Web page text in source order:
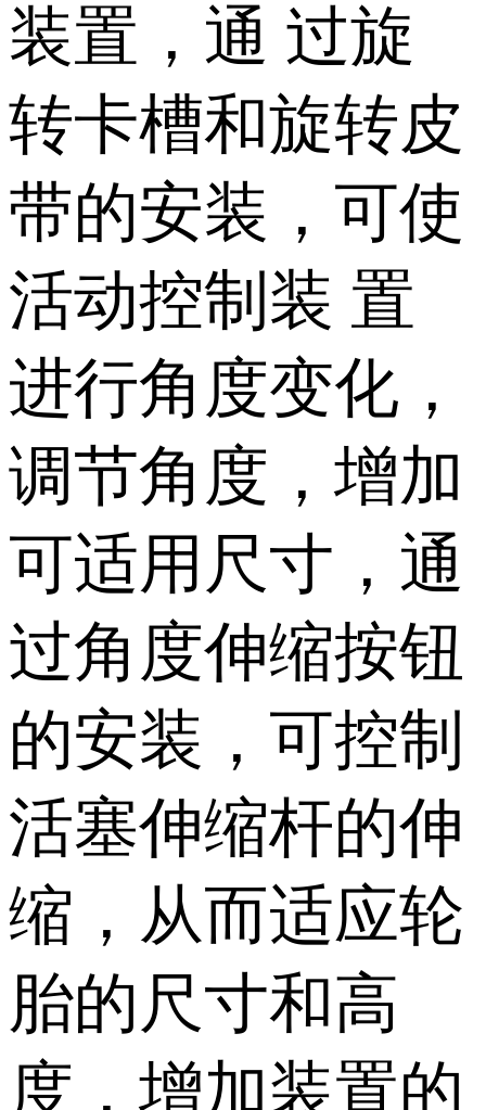
装置，通 过旋
转卡槽和旋转皮
带的安装，可使
活动控制装 置
进行角度变化，
调节角度，增加
可适用尺寸，通
过角度伸缩按钮
的安装，可控制
活塞伸缩杆的伸
缩，从而适应轮
胎的尺寸和高
度，增加装置的